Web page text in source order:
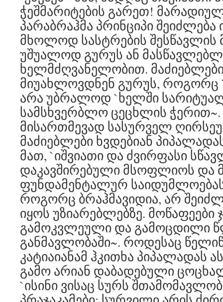
ჭეშმარიტების გარეთ!
პარაბრაჰმა პრინციპი
მხოლოდ სასტრების შესწავლის
უშუალოდ გურუს ან
ხელმძღვანელობით.
მიუახლოვდნენ გურუს, როგორც
არა უბრალოდ `ხელში
სამსხვერბლო ცეცხლის ჭერით~.
მისართმევად სასურველ
მაძიებლები ხვდებიან
მათ, `იშვიათი და ძვირფასი
დაკავშირებული მსოფლიოს და
ფუნდამენტალურ
როგორც ბრაჰმავიდია, არ
იყოს უზიარებლებზე. მოწაფეები
გამოკვლეული და გამოცდილი
განმავლობაში~. როდესაც
კატიაიანამ ჰკითხა პიპალადას
გამო არიან დაბადებული
`ისინი ვისაც სურს